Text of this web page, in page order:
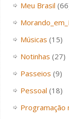
Meu Brasil
Músicas (15)
Notinhas (27)
Passeios (9)
Pessoal (18)
Programação